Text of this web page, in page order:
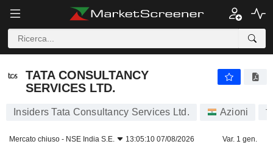
TATA CONSULTANCY
SERVICES LTD.
Insiders Tata Consultancy Services Ltd. Azioni
Mercato chiuso - NSE India S.E. 13:05:10 07/08/2026 Var. 1 gen.